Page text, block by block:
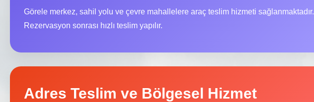
Görele merkez, sahil yolu ve çevre mahallelere araç teslim hizmeti sağlanmaktadır.
Rezervasyon sonrası hızlı teslim yapılır.
Adres Teslim ve Bölgesel Hizmet